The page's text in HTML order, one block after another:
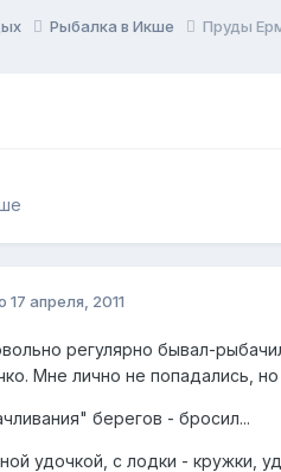
Рыбалка в Икше Пруды
17 апреля, 2011
регулярно бывал-
Мне лично не попадались,
берегов - бросил...
удочкой, с лодки - кружки,